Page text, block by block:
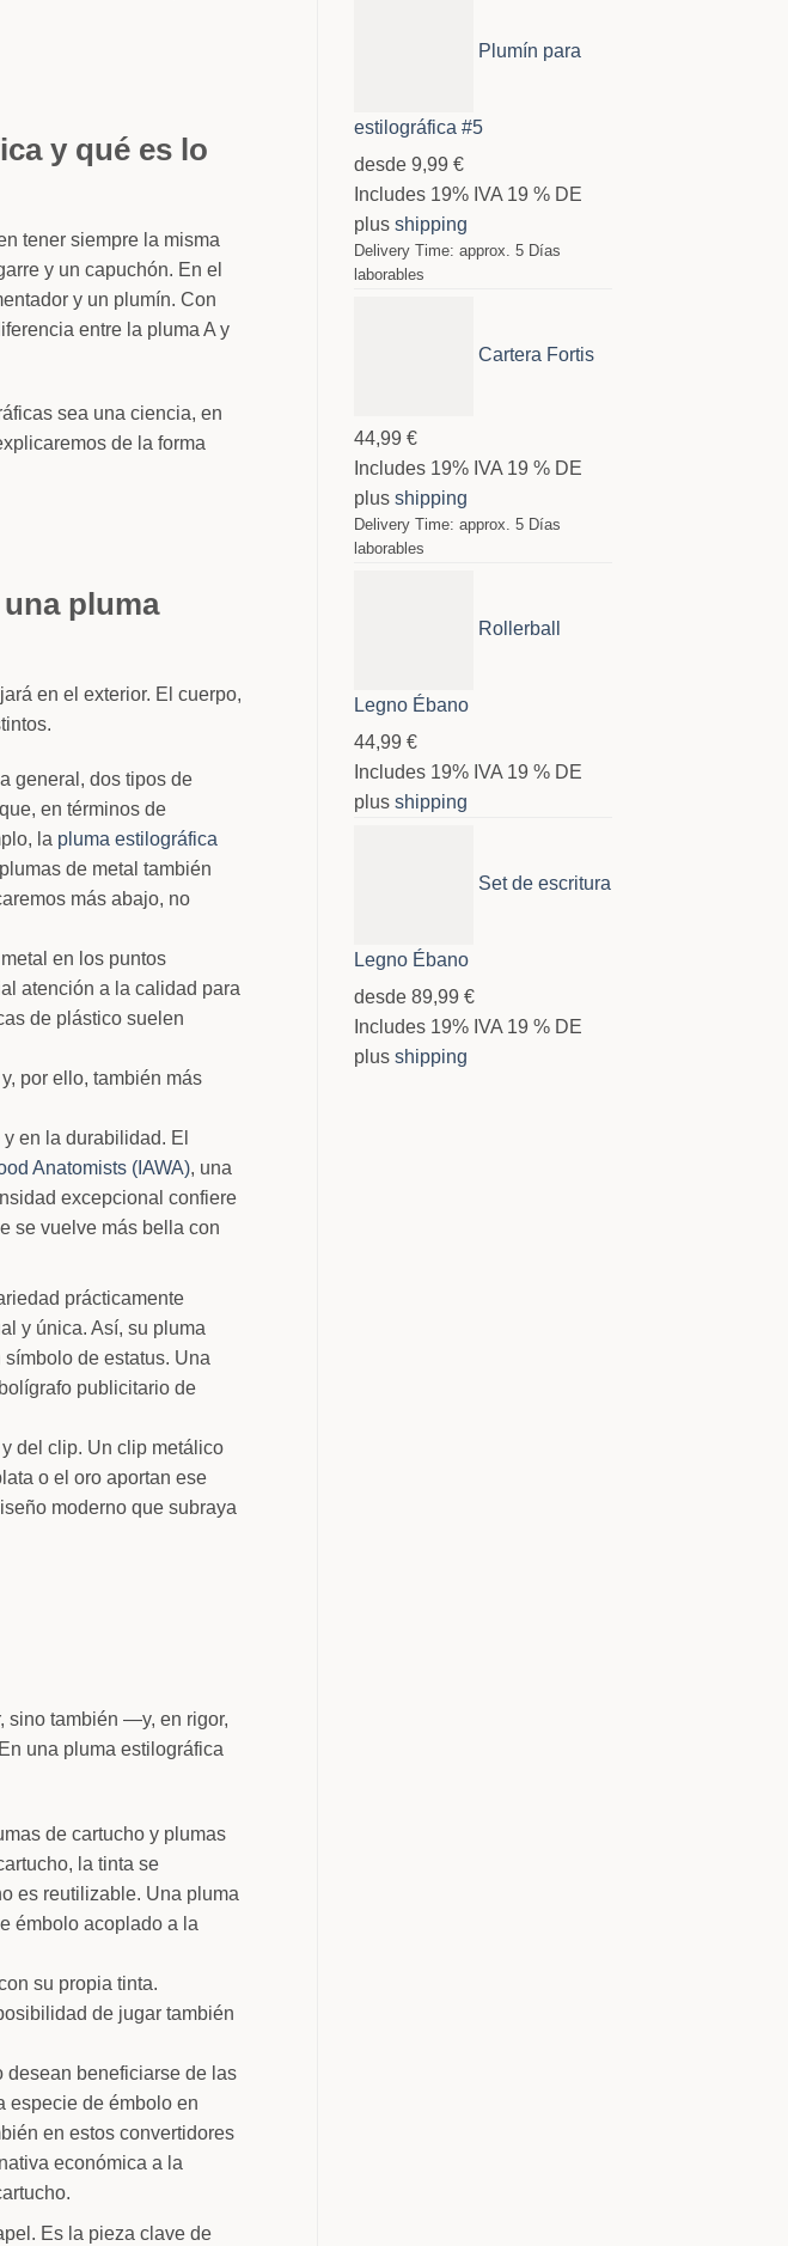
y qué es lo
tener siempre la misma
y un capuchón. En el
y un plumín. Con
entre la pluma A y
sea una ciencia, en
de la forma
pluma
en el exterior. El cuerpo,
general, dos tipos de
en términos de
la pluma estilográfica
de metal también
más abajo, no
en los puntos
atención a la calidad para
de plástico suelen
por ello, también más
en la durabilidad. El
Anatomists (IAWA), una
excepcional confiere
se vuelve más bella con
prácticamente
y única. Así, su pluma
de estatus. Una
publicitario de
del clip. Un clip metálico
o el oro aportan ese
moderno que subraya
sino también —y, en rigor,
una pluma estilográfica
de cartucho y plumas
la tinta se
es reutilizable. Una pluma
émbolo acoplado a la
su propia tinta.
de jugar también
desean beneficiarse de las
especie de émbolo en
en estos convertidores
económica a la
Es la pieza clave de
Plumín para
estilográfica #5
desde 9,99 €
Includes 19% IVA 19 % DE
plus shipping
Delivery Time: approx. 5 Días
laborables
Cartera Fortis
44,99 €
Includes 19% IVA 19 % DE
plus shipping
Delivery Time: approx. 5 Días
laborables
Rollerball
Legno Ébano
44,99 €
Includes 19% IVA 19 % DE
plus shipping
Set de escritura
Legno Ébano
desde 89,99 €
Includes 19% IVA 19 % DE
plus shipping